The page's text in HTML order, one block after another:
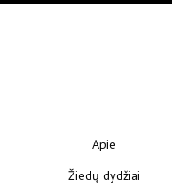
Apie
Žiedų dydžiai